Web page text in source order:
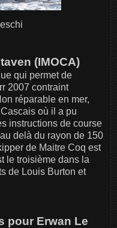
(IMOCA)
qui permet de
2007 contraint
réparable en mer,
où il a pu
instructions de course
delà du rayon de 150
de Maitre Coq est
le troisième dans la
de Louis Burton et
pour Erwan Le